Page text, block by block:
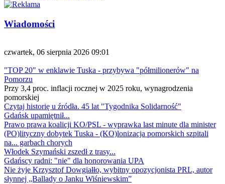
Wiadomości
czwartek, 06 sierpnia 2026 09:01
"TOP 20" w enklawie Tuska - przybywa "półmilionerów" na
Pomorzu
Przy 3,4 proc. inflacji rocznej w 2025 roku, wynagrodzenia
pomorskiej
Czytaj historię u źródła. 45 lat "Tygodnika Solidarność"
Gdańsk upamiętnił...
Prawo prawa koalicji KO/PSL - wyprawka last minute dla minister
(PO)lityczny dobytek Tuska - (KO)lonizacja pomorskich szpitali
na... garbach chorych
Włodek Szymański zszedł z trasy...
Gdańscy radni: "nie" dla honorowania UPA
Nie żyje Krzysztof Dowgiałło, wybitny opozycjonista PRL, autor
słynnej „Ballady o Janku Wiśniewskim”